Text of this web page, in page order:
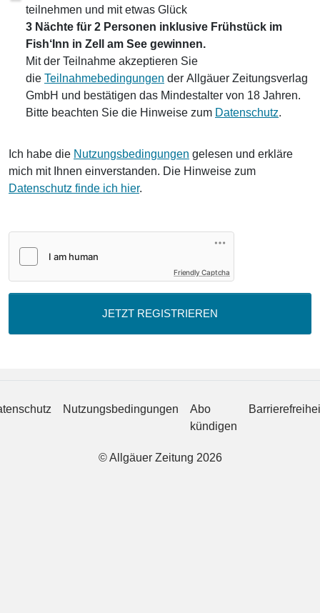
teilnehmen und mit etwas Glück
3 Nächte für 2 Personen inklusive Frühstück im
Fish‘Inn in Zell am See gewinnen.
Mit der Teilnahme akzeptieren Sie
die Teilnahmebedingungen der Allgäuer Zeitungsverlag
GmbH und bestätigen das Mindestalter von 18 Jahren.
Bitte beachten Sie die Hinweise zum Datenschutz.
Ich habe die Nutzungsbedingungen gelesen und erkläre
mich mit Ihnen einverstanden. Die Hinweise zum
Datenschutz finde ich hier.
Friendly Captcha
JETZT REGISTRIEREN
Nutzungsbedingungen
Abo
kündigen
© Allgäuer Zeitung 2026